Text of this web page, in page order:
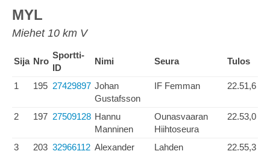
MYL
Miehet 10 km V
Sija Nro
Sportti-
ID
Nimi Seura Tulos
1 195 27429897 Johan
Gustafsson
IF Femman 22.51,6
2 197 27509128 Hannu
Manninen
Ounasvaaran
Hiihtoseura
22.53,0
3 203 32966112 Alexander
Lahden
22.55,3